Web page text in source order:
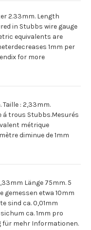
2.33mm. Length
in Stubbs wire gauge
equivalents are
1mm per
for more
Taille : 2,33mm.
á trous Stubbs.Mesurés
métrique
diminue de 1mm
Länge 75mm. 5
gemessen etwa 10mm
sind ca. 0,01mm
ca. 1mm pro
für mehr Informationen.